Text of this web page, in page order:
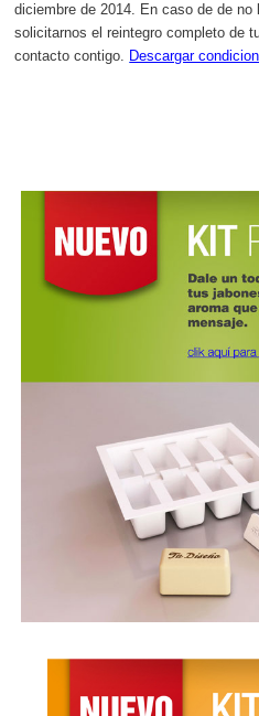
diciembre de 2014. En caso de de no
solicitarnos el reintegro completo de
contacto contigo. Descargar